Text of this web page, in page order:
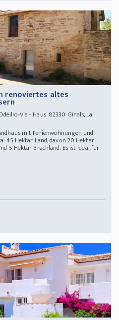
renoviertes altes
Via - Haus 82330 Ginals, La
mit Ferienwohnungen und
45 Hektar Land, davon 20 Hektar
5 Hektar Brachland. Es ist ideal für